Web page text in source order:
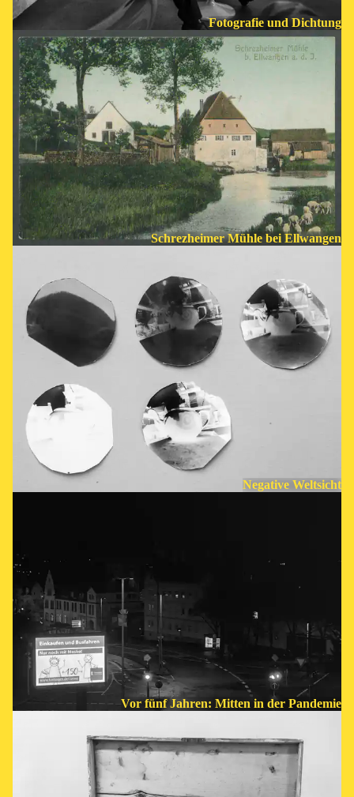
Fotografie und Dichtung
Schrezheimer Mühle bei Ellwangen
Negative Weltsicht
Vor fünf Jahren: Mitten in der Pandemie